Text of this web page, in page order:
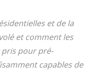
et de la
et comment les
pris pour pré-
capables de